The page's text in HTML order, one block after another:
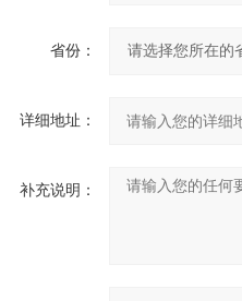
省份：
详细地址：
补充说明：